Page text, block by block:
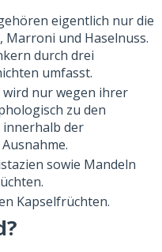
eigentlich nur die
Marroni und Haselnuss.
durch drei
umfasst.
nur wegen ihrer
zu den
innerhalb der
sowie Mandeln
Kapselfrüchten.